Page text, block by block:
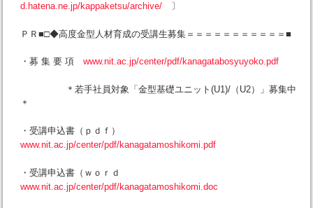
d.hatena.ne.jp/kappaketsu/archive/〕
ＰＲ■□◆高度金型人材育成の受講生募集＝＝＝＝＝＝＝＝＝＝＝■
・募 集 要 項 www.nit.ac.jp/center/pdf/kanagatabosyuyoko.pdf
＊若手社員対象「金型基礎ユニット(U1)/（U2）」募集中
＊
・受講申込書（ｐｄｆ）
www.nit.ac.jp/center/pdf/kanagatamoshikomi.pdf
・受講申込書（ｗｏｒｄ
www.nit.ac.jp/center/pdf/kanagatamoshikomi.doc